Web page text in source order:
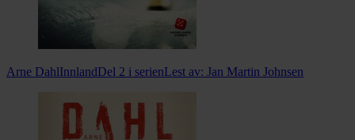
Arne DahlInnlandDel 2 i serienLest av: Jan Martin Johnsen